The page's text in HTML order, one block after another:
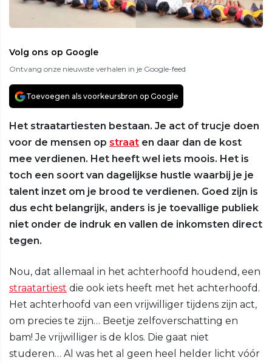
Volg ons op Google
Ontvang onze nieuwste verhalen in je Google-feed
Toevoegen als voorkeursbron op Google
Het straatartiesten bestaan. Je act of trucje doen
voor de mensen op straat en daar dan de kost
mee verdienen. Het heeft wel iets moois. Het is
toch een soort van dagelijkse hustle waarbij je je
talent inzet om je brood te verdienen. Goed zijn is
dus echt belangrijk, anders is je toevallige publiek
niet onder de indruk en vallen de inkomsten direct
tegen.
Nou, dat allemaal in het achterhoofd houdend, een
straatartiest die ook iets heeft met het achterhoofd.
Het achterhoofd van een vrijwilliger tijdens zijn act,
om precies te zijn… Beetje zelfoverschatting en
bam! Je vrijwilliger is de klos. Die gaat niet
studeren… Al was het al geen heel helder licht vóór